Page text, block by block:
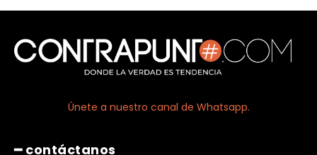
Únete a nuestro canal de Whatsapp.
━ contáctanos